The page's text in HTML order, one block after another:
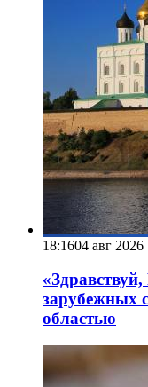
18:1604 авг 2026
зарубежных
областью